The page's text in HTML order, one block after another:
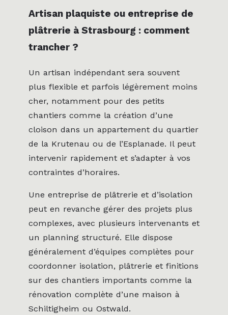
Artisan plaquiste ou entreprise de
plâtrerie à Strasbourg : comment
trancher ?
Un artisan indépendant sera souvent
plus flexible et parfois légèrement moins
cher, notamment pour des petits
chantiers comme la création d’une
cloison dans un appartement du quartier
de la Krutenau ou de l’Esplanade. Il peut
intervenir rapidement et s’adapter à vos
contraintes d’horaires.
Une entreprise de plâtrerie et d’isolation
peut en revanche gérer des projets plus
complexes, avec plusieurs intervenants et
un planning structuré. Elle dispose
généralement d’équipes complètes pour
coordonner isolation, plâtrerie et finitions
sur des chantiers importants comme la
rénovation complète d’une maison à
Schiltigheim ou Ostwald.